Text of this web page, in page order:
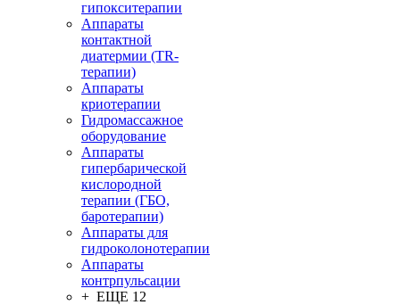
гипокситерапии
Аппараты
контактной
диатермии (TR-
терапии)
Аппараты
криотерапии
Гидромассажное
оборудование
Аппараты
гипербарической
кислородной
терапии (ГБО,
баротерапии)
Аппараты для
гидроколонотерапии
Аппараты
контрпульсации
+ ЕЩЕ 12